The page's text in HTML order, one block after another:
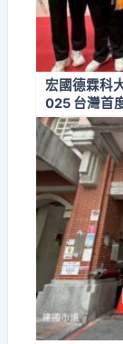
宏國德霖科
025 台灣首
洲冠軍加綠